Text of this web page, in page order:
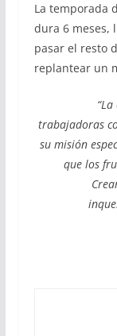
La temporada
dura 6 meses,
pasar el resto
replantear un
trabajadoras
su misión
que los